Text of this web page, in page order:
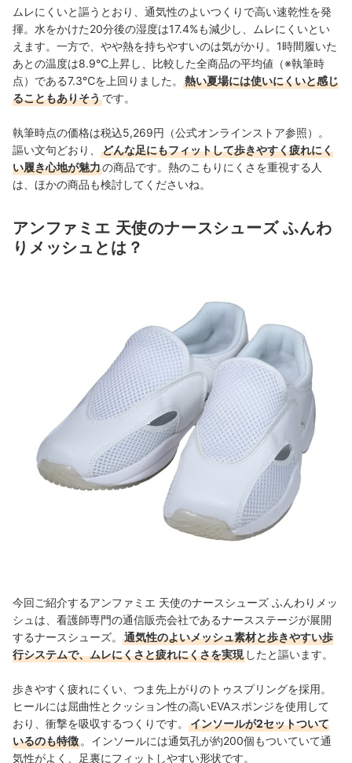
ムレにくいと謳うとおり、通気性のよいつくりで高い速乾性を発
揮。水をかけた20分後の湿度は17.4%も減少し、ムレにくいとい
えます。一方で、やや熱を持ちやすいのは気がかり。1時間履いた
あとの温度は8.9℃上昇し、比較した全商品の平均値（※執筆時
点）である7.3℃を上回りました。
熱い夏場には使いにくいと感じ
ることもありそうです。
執筆時点の価格は税込5,269円（公式オンラインストア参照）。
謳い文句どおり、
どんな足にもフィットして歩きやすく疲れにく
い履き心地が魅力の商品です。熱のこもりにくさを重視する人
は、ほかの商品も検討してくださいね。
アンファミエ 天使のナースシューズ ふんわ
りメッシュとは？
今回ご紹介するアンファミエ 天使のナースシューズ ふんわりメッ
シュは、看護師専門の通信販売会社であるナースステージが展開
するナースシューズ。
通気性のよいメッシュ素材と歩きやすい歩
行システムで、ムレにくさと疲れにくさを実現 したと謳います。
歩きやすく疲れにくい、つま先上がりのトゥスプリングを採用。
ヒールには屈曲性とクッション性の高いEVAスポンジを使用して
おり、衝撃を吸収するつくりです。
インソールが2セットついて
いるのも特徴 。インソールには通気孔が約200個もついていて通
気性がよく、足裏にフィットしやすい形状です。